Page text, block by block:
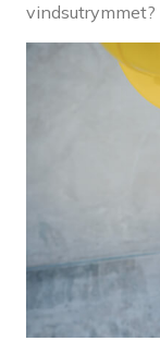
vindsutrymmet?